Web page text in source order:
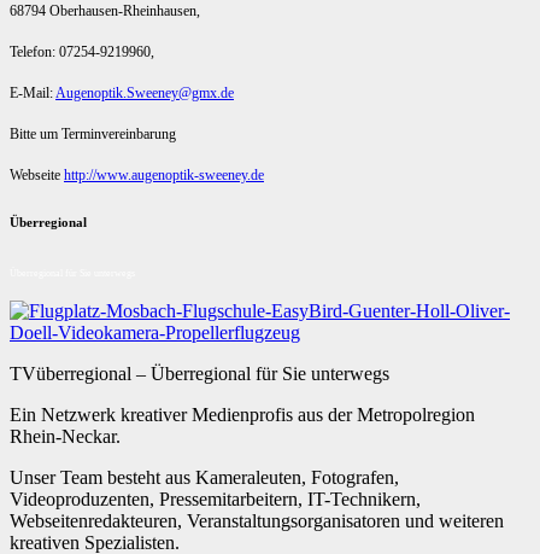
68794 Oberhausen-Rheinhausen,
Telefon: 07254-9219960,
E-Mail: Augenoptik.Sweeney@gmx.de
Bitte um Terminvereinbarung
Webseite http://www.augenoptik-sweeney.de
Überregional
TVüberregional – Überregional für Sie unterwegs
Ein Netzwerk kreativer Medienprofis aus der Metropolregion
Rhein-Neckar.
Unser Team besteht aus Kameraleuten, Fotografen,
Videoproduzenten, Pressemitarbeitern, IT-Technikern,
Webseitenredakteuren, Veranstaltungsorganisatoren und weiteren
kreativen Spezialisten.